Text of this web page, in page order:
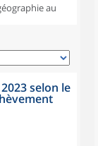
au
selon le